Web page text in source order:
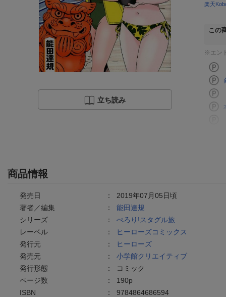
立ち読み
楽天
この
※エン
商品情報
発売日 ： 2019年07月05日頃
著者／編集
： 能田達規
シリーズ
： ぺろり!スタグル旅
レーベル
：
ヒーローズコミックス
発行元
：
ヒーローズ
発売元
： 小学館クリエイティブ
発行形態
：
コミック
ページ数
： 190p
ISBN
： 9784864686594